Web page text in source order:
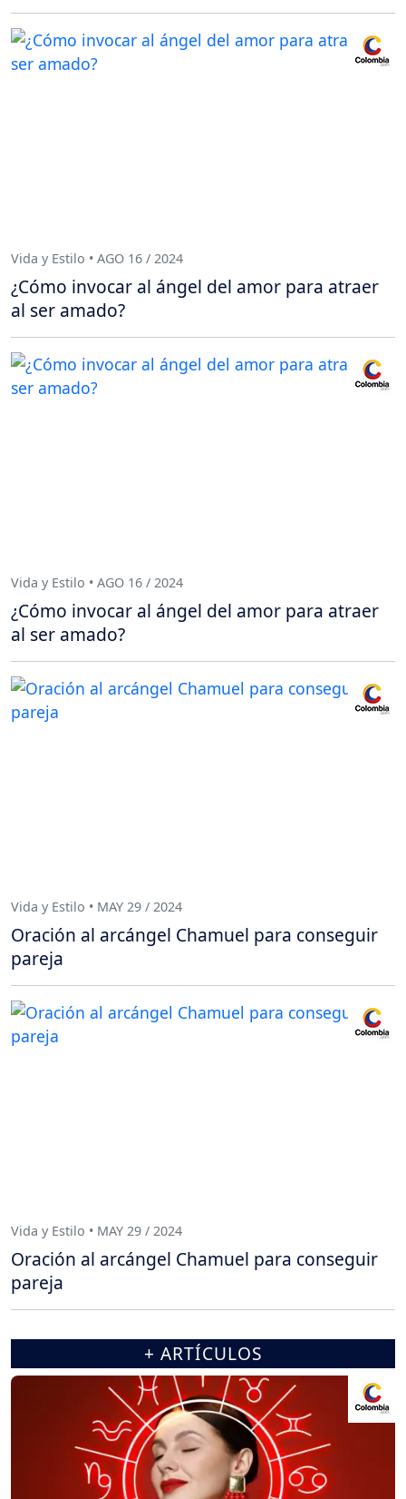
Vida y Estilo • AGO 16 / 2024
¿Cómo invocar al ángel del amor para atraer
al ser amado?
Vida y Estilo • AGO 16 / 2024
¿Cómo invocar al ángel del amor para atraer
al ser amado?
Vida y Estilo • MAY 29 / 2024
Oración al arcángel Chamuel para conseguir
pareja
Vida y Estilo • MAY 29 / 2024
Oración al arcángel Chamuel para conseguir
pareja
+ ARTÍCULOS